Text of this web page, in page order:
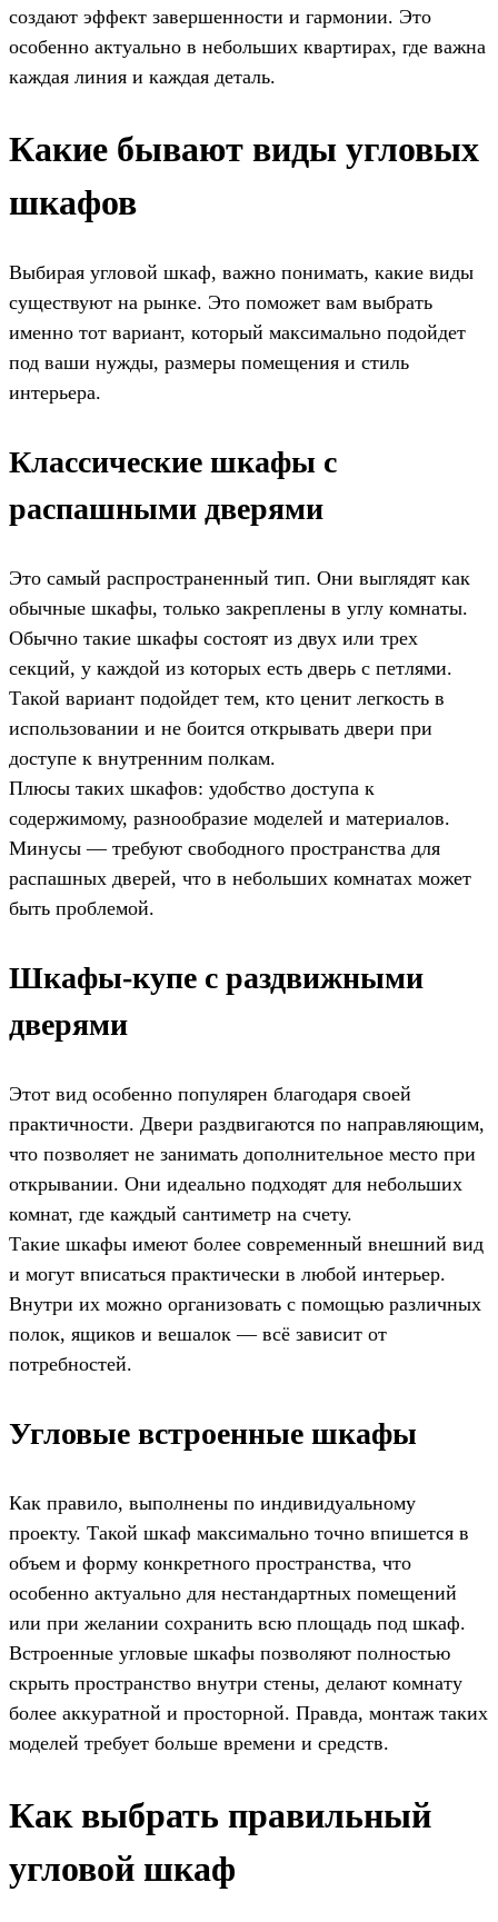
создают эффект завершенности и гармонии. Это
особенно актуально в небольших квартирах, где важна
каждая линия и каждая деталь.
Какие бывают виды угловых
шкафов
Выбирая угловой шкаф, важно понимать, какие виды
существуют на рынке. Это поможет вам выбрать
именно тот вариант, который максимально подойдет
под ваши нужды, размеры помещения и стиль
интерьера.
Классические шкафы с
распашными дверями
Это самый распространенный тип. Они выглядят как
обычные шкафы, только закреплены в углу комнаты.
Обычно такие шкафы состоят из двух или трех
секций, у каждой из которых есть дверь с петлями.
Такой вариант подойдет тем, кто ценит легкость в
использовании и не боится открывать двери при
доступе к внутренним полкам.
Плюсы таких шкафов: удобство доступа к
содержимому, разнообразие моделей и материалов.
Минусы — требуют свободного пространства для
распашных дверей, что в небольших комнатах может
быть проблемой.
Шкафы-купе с раздвижными
дверями
Этот вид особенно популярен благодаря своей
практичности. Двери раздвигаются по направляющим,
что позволяет не занимать дополнительное место при
открывании. Они идеально подходят для небольших
комнат, где каждый сантиметр на счету.
Такие шкафы имеют более современный внешний вид
и могут вписаться практически в любой интерьер.
Внутри их можно организовать с помощью различных
полок, ящиков и вешалок — всё зависит от
потребностей.
Угловые встроенные шкафы
Как правило, выполнены по индивидуальному
проекту. Такой шкаф максимально точно впишется в
объем и форму конкретного пространства, что
особенно актуально для нестандартных помещений
или при желании сохранить всю площадь под шкаф.
Встроенные угловые шкафы позволяют полностью
скрыть пространство внутри стены, делают комнату
более аккуратной и просторной. Правда, монтаж таких
моделей требует больше времени и средств.
Как выбрать правильный
угловой шкаф